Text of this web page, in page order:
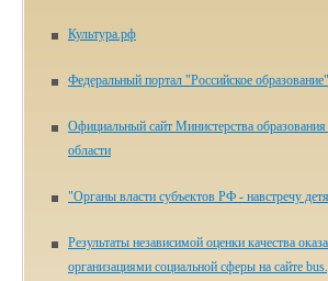
Культура.рф
Федеральный портал "Российское образование"
Официальный сайт Министерства
области
"Органы власти субъектов РФ - навстречу
Результаты независимой оценки качества
организациями социальной сферы на сайте